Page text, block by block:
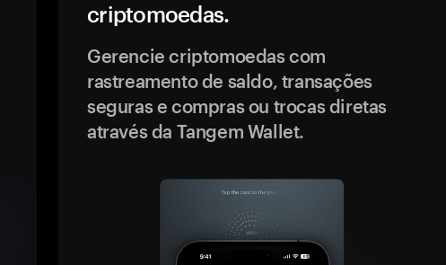
criptomoedas.
Gerencie criptomoedas com
rastreamento de saldo, transações
seguras e compras ou trocas diretas
através da Tangem Wallet.